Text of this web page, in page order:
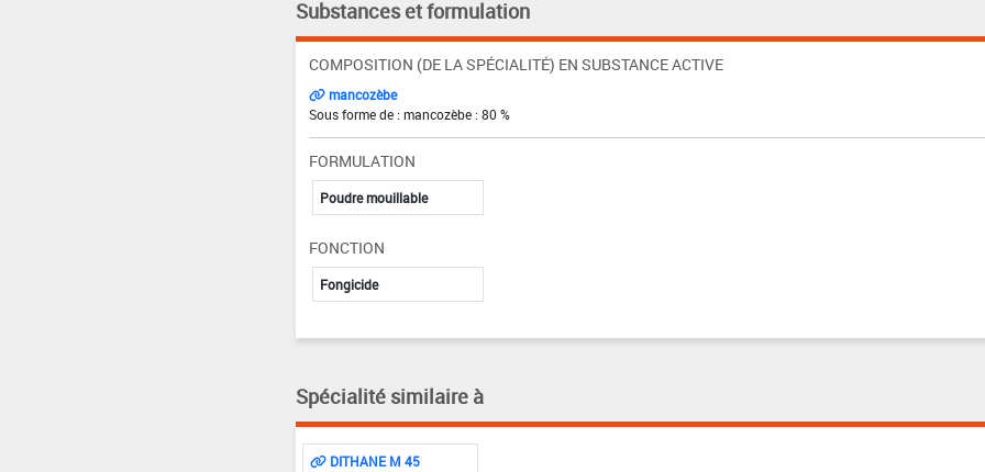
Substances et formulation
COMPOSITION (DE LA SPÉCIALITÉ) EN SUBSTANCE ACTIVE
mancozèbe
Sous forme de : mancozèbe : 80 %
FORMULATION
Poudre mouillable
FONCTION
Fongicide
Spécialité similaire à
DITHANE M 45